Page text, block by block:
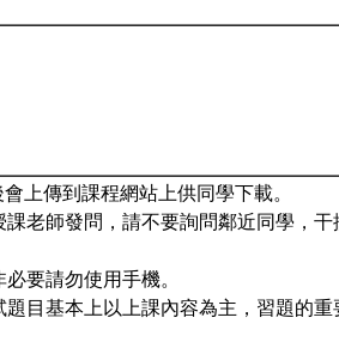
上傳到課程網站上供同學下載。
老師發問，請不要詢問鄰近同學，
要請勿使用手機。
目基本上以上課內容為主，習題的重